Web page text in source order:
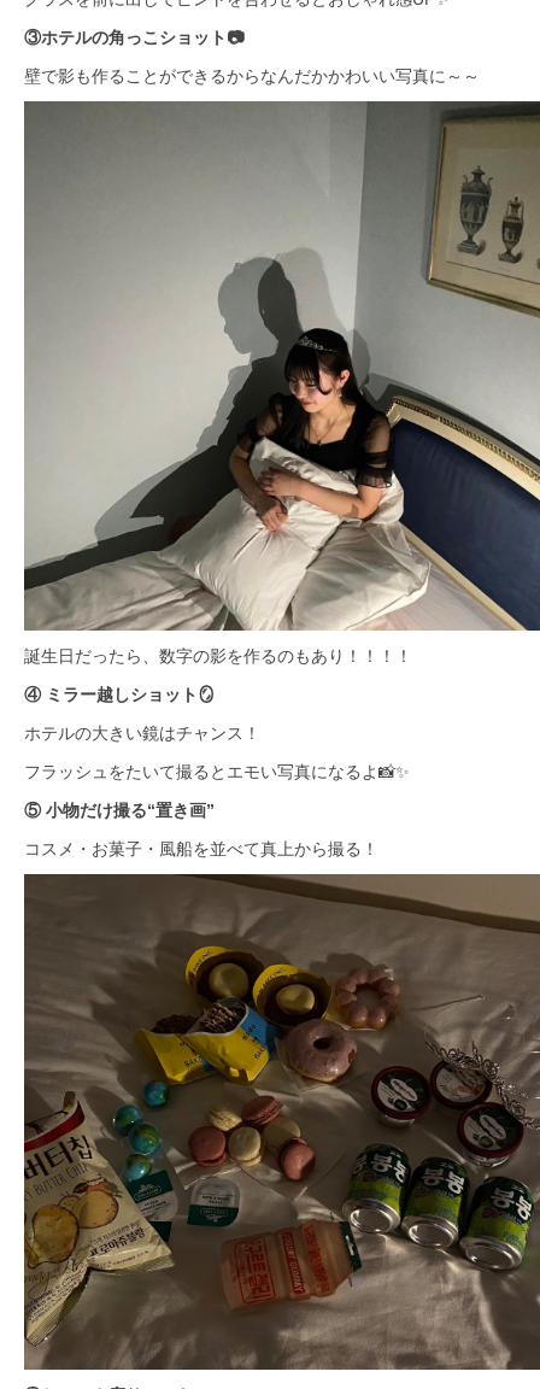
③ホテルの角っこショット📷
壁で影も作ることができるからなんだかかわいい写真に～～
誕生日だったら、数字の影を作るのもあり！！！！
④ ミラー越しショット🪞
ホテルの大きい鏡はチャンス！
フラッシュをたいて撮るとエモい写真になるよ📸✨
⑤ 小物だけ撮る“置き画”
コスメ・お菓子・風船を並べて真上から撮る！